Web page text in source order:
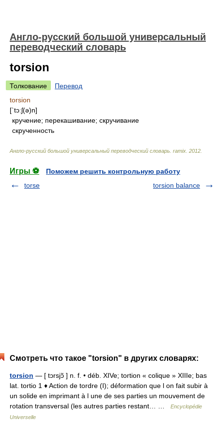
Англо-русский большой универсальный
переводческий словарь
torsion
Толкование
Перевод
torsion
[`tɔːʃ(ə)n]
кручение; перекашивание; скручивание
скрученность
Англо-русский большой универсальный переводческий словарь ramix 2012
Игры ⚽
Поможем решить контрольную работу
torse
torsion balance
Смотреть что такое "torsion" в других словарях:
torsion — [ tɔrsjɔ̃ ] n. f. • déb. XIVe; tortion « colique » XIIIe; bas
lat. tortio 1 ♦ Action de tordre (I); déformation que l on fait subir à
un solide en imprimant à l une de ses parties un mouvement de
rotation transversal (les autres parties restant… …
Encyclopédie
Universelle